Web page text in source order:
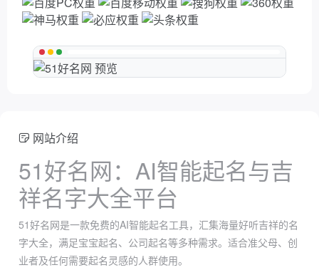
网站介绍
51好名网：AI智能起名与吉
祥名字大全平台
51好名网是一款免费的AI智能起名工具，汇集海量好听吉祥的名
字大全，满足宝宝起名、公司起名等多种需求。适合准父母、创
业者及任何需要起名灵感的人群使用。